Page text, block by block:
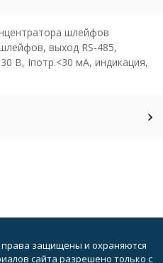
шлейфов
выход RS-485,
В, Iпотр.<30 мА, индикация,
права защищены и охраняются
сайта разрешено только с